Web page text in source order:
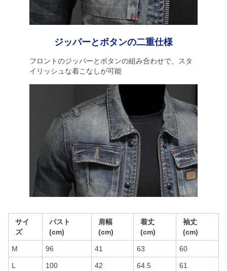
ジッパーとボタンの二重仕様
フロントのジッパーとボタンの組み合わせで、スタ
イリッシュな着こなしが可能
サイ
ズ
バスト
(cm)
肩幅
(cm)
着丈
(cm)
袖丈
(cm)
M 96 41 63 60
L 100 42 64.5 61